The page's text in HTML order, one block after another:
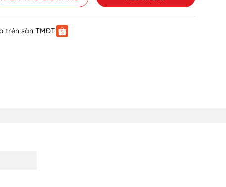
trên sàn TMĐT